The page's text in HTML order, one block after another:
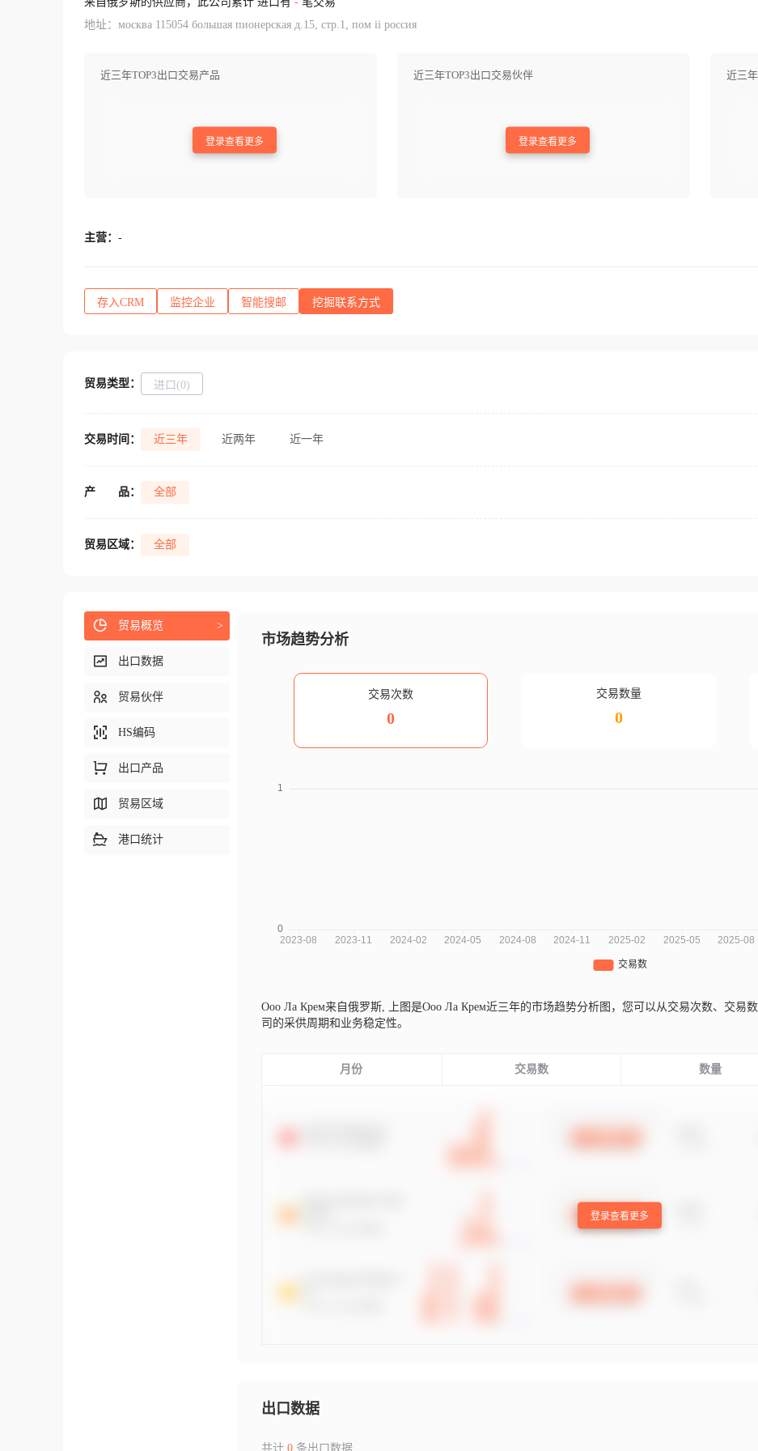
地址：москва 115054 большая пионерская д.15, стр.1, пом ii россия
近三年TOP3出口交易产品
登录查看更多
近三年TOP3出口交易伙伴
登录查看更多
近三
主营： -
存入CRM 监控企业 智能搜邮 挖掘联系方式
贸易类型： 进口(0)
交易时间： 近三年 近两年 近一年
产 品： 全部
贸易区域： 全部
市场趋势分析
交易次数
0
交易数量
0
Ооо Ла Крем来自俄罗斯,
上图是Ооо Ла Крем近三年的市场趋势分析图，您可以从交易次数、交易
司的采供周期和业务稳定性。
月份 交易数 数量
登录查看更多
出口数据
共计 0条出口数据
贸易概览 >
出口数据
贸易伙伴
HS编码
出口产品
贸易区域
港口统计